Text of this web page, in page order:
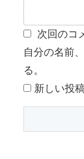
次回のコ
自分の名前
る。
新しい投